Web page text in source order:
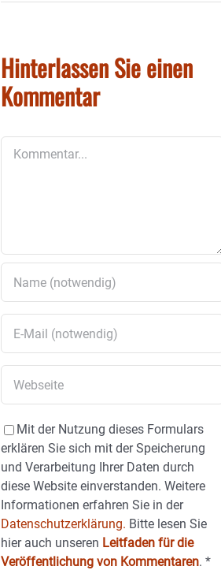
Hinterlassen Sie einen
Kommentar
Mit der Nutzung dieses Formulars
erklären Sie sich mit der Speicherung
und Verarbeitung Ihrer Daten durch
diese Website einverstanden. Weitere
Informationen erfahren Sie in der
Datenschutzerklärung. Bitte lesen Sie
hier auch unseren Leitfaden für die
Veröffentlichung von Kommentaren.*